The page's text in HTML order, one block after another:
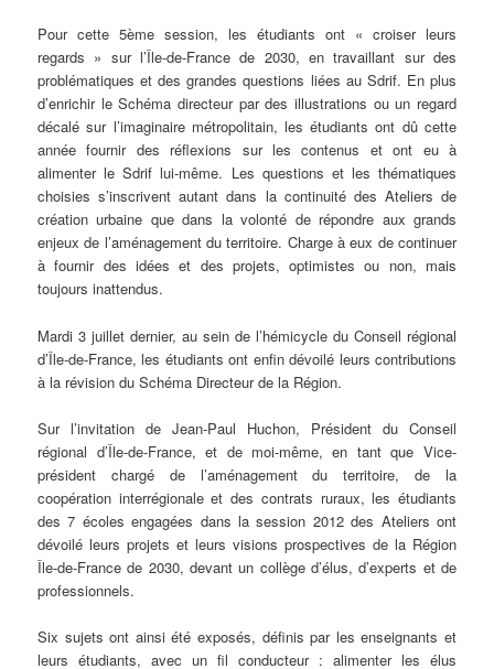
Pour cette 5ème session, les étudiants ont « croiser leurs
regards » sur l’Île-de-France de 2030, en travaillant sur des
problématiques et des grandes questions liées au Sdrif. En plus
d’enrichir le Schéma directeur par des illustrations ou un regard
décalé sur l’imaginaire métropolitain, les étudiants ont dû cette
année fournir des réflexions sur les contenus et ont eu à
alimenter le Sdrif lui-même. Les questions et les thématiques
choisies s’inscrivent autant dans la continuité des Ateliers de
création urbaine que dans la volonté de répondre aux grands
enjeux de l’aménagement du territoire. Charge à eux de continuer
à fournir des idées et des projets, optimistes ou non, mais
toujours inattendus.
Mardi 3 juillet dernier, au sein de l’hémicycle du Conseil régional
d’Île-de-France, les étudiants ont enfin dévoilé leurs contributions
à la révision du Schéma Directeur de la Région.
Sur l’invitation de Jean-Paul Huchon, Président du Conseil
régional d’Île-de-France, et de moi-même, en tant que Vice-
président chargé de l’aménagement du territoire, de la
coopération interrégionale et des contrats ruraux, les étudiants
des 7 écoles engagées dans la session 2012 des Ateliers ont
dévoilé leurs projets et leurs visions prospectives de la Région
Île-de-France de 2030, devant un collège d’élus, d’experts et de
professionnels.
Six sujets ont ainsi été exposés, définis par les enseignants et
leurs étudiants, avec un fil conducteur : alimenter les élus